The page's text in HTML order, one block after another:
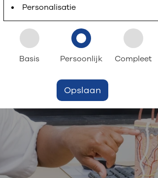
regelen. Met MijnOLVG kunnen
Personalisatie
Basis Persoonlijk Compleet
Opslaan